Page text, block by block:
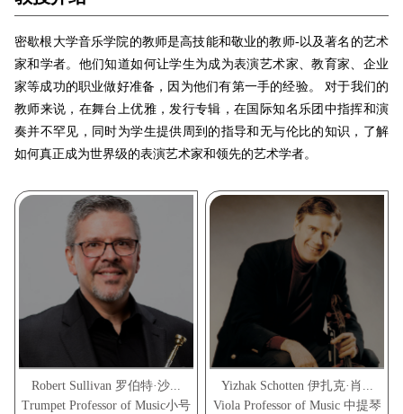
密歇根大学音乐学院的教师是高技能和敬业的教师-以及著名的艺术
家和学者。他们知道如何让学生为成为表演艺术家、教育家、企业
家等成功的职业做好准备，因为他们有第一手的经验。 对于我们的
教师来说，在舞台上优雅，发行专辑，在国际知名乐团中指挥和演
奏并不罕见，同时为学生提供周到的指导和无与伦比的知识，了解
如何真正成为世界级的表演艺术家和领先的艺术学者。
Robert Sullivan 罗伯特·沙...
Trumpet Professor of Music小号
Yizhak Schotten 伊扎克·肖...
Viola Professor of Music 中提琴